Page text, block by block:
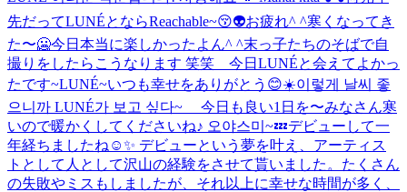
先だってLUNÉとならReachable~😚👽お疲れ^ ^寒くなってき
た〜🥶今日本当に楽しかったよん^ ^末っ子たちのそばで自
撮りをしたらこうなります 笑笑 今日LUNÉと会えてよかっ
たです~LUNÉ~いつも幸せをありがとう😊☀️이렇게 날씨 좋
으니까 LUNÉ가 보고 싶다~ 今日も良い1日を〜みなさん寒
いので暖かくしてくださいね♪ 오야스미~💤デビューして一
年経ちましたね☺️✨ デビューという夢を叶え、アーティス
トとして人として沢山の経験をさせて貰いました。たくさん
の失敗やミスもしましたが、それ以上に幸せな時間が多く、